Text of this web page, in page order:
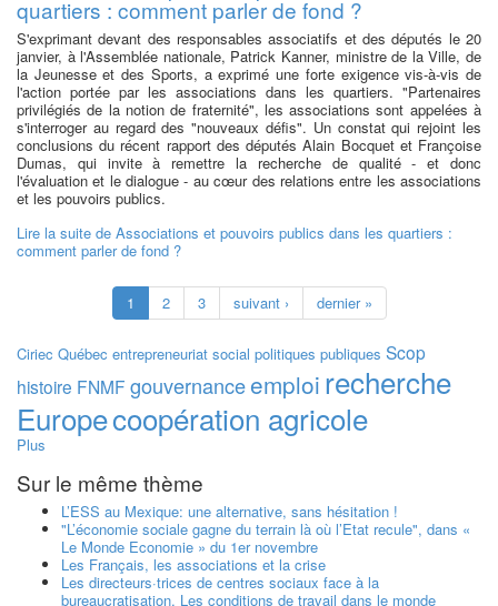
quartiers : comment parler de fond ?
S'exprimant devant des responsables associatifs et des députés le 20
janvier, à l'Assemblée nationale, Patrick Kanner, ministre de la Ville, de
la Jeunesse et des Sports, a exprimé une forte exigence vis-à-vis de
l'action portée par les associations dans les quartiers. "Partenaires
privilégiés de la notion de fraternité", les associations sont appelées à
s'interroger au regard des "nouveaux défis". Un constat qui rejoint les
conclusions du récent rapport des députés Alain Bocquet et Françoise
Dumas, qui invite à remettre la recherche de qualité - et donc
l'évaluation et le dialogue - au cœur des relations entre les associations
et les pouvoirs publics.
Lire la suite de Associations et pouvoirs publics dans les quartiers :
comment parler de fond ?
1 2 3 suivant › dernier »
Ciriec Québec entrepreneuriat social politiques publiques Scop
histoire FNMF gouvernanceemploi recherche
Europecoopération agricole
Plus
Sur le même thème
L’ESS au Mexique: une alternative, sans hésitation !
"L’économie sociale gagne du terrain là où l’Etat recule", dans «
Le Monde Economie » du 1er novembre
Les Français, les associations et la crise
Les directeurs·trices de centres sociaux face à la
bureaucratisation. Les conditions de travail dans le monde